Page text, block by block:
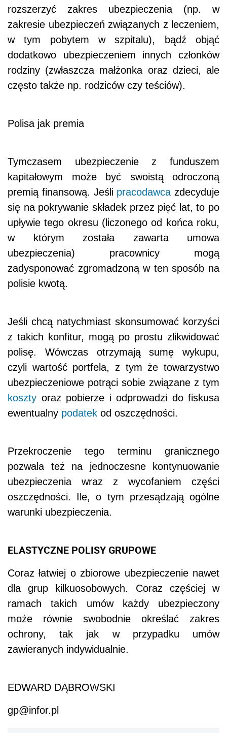
rozszerzyć zakres ubezpieczenia (np. w
zakresie ubezpieczeń związanych z leczeniem,
w tym pobytem w szpitalu), bądź objąć
dodatkowo ubezpieczeniem innych członków
rodziny (zwłaszcza małżonka oraz dzieci, ale
często także np. rodziców czy teściów).
Polisa jak premia
Tymczasem ubezpieczenie z funduszem
kapitałowym może być swoistą odroczoną
premią finansową. Jeśli pracodawca zdecyduje
się na pokrywanie składek przez pięć lat, to po
upływie tego okresu (liczonego od końca roku,
w którym została zawarta umowa
ubezpieczenia) pracownicy mogą
zadysponować zgromadzoną w ten sposób na
polisie kwotą.
Jeśli chcą natychmiast skonsumować korzyści
z takich konfitur, mogą po prostu zlikwidować
polisę. Wówczas otrzymają sumę wykupu,
czyli wartość portfela, z tym że towarzystwo
ubezpieczeniowe potrąci sobie związane z tym
koszty oraz pobierze i odprowadzi do fiskusa
ewentualny podatek od oszczędności.
Przekroczenie tego terminu granicznego
pozwala też na jednoczesne kontynuowanie
ubezpieczenia wraz z wycofaniem części
oszczędności. Ile, o tym przesądzają ogólne
warunki ubezpieczenia.
ELASTYCZNE POLISY GRUPOWE
Coraz łatwiej o zbiorowe ubezpieczenie nawet
dla grup kilkuosobowych. Coraz częściej w
ramach takich umów każdy ubezpieczony
może równie swobodnie określać zakres
ochrony, tak jak w przypadku umów
zawieranych indywidualnie.
EDWARD DĄBROWSKI
gp@infor.pl